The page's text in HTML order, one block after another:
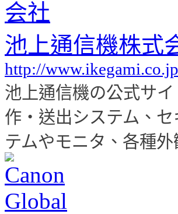
池上通信機株式
http://www.ikegami.co.jp
池上通信機の公式サ
作・送出システム、
テムやモニタ、各種